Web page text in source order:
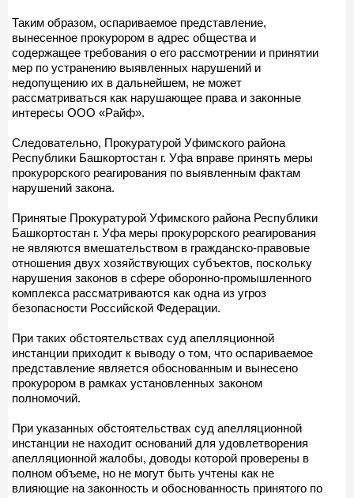
Таким образом, оспариваемое представление,
вынесенное прокурором в адрес общества и
содержащее требования о его рассмотрении и принятии
мер по устранению выявленных нарушений и
недопущению их в дальнейшем, не может
рассматриваться как нарушающее права и законные
интересы ООО «Райф».
Следовательно, Прокуратурой Уфимского района
Республики Башкортостан г. Уфа вправе принять меры
прокурорского реагирования по выявленным фактам
нарушений закона.
Принятые Прокуратурой Уфимского района Республики
Башкортостан г. Уфа меры прокурорского реагирования
не являются вмешательством в гражданско-правовые
отношения двух хозяйствующих субъектов, поскольку
нарушения законов в сфере оборонно-промышленного
комплекса рассматриваются как одна из угроз
безопасности Российской Федерации.
При таких обстоятельствах суд апелляционной
инстанции приходит к выводу о том, что оспариваемое
представление является обоснованным и вынесено
прокурором в рамках установленных законом
полномочий.
При указанных обстоятельствах суд апелляционной
инстанции не находит оснований для удовлетворения
апелляционной жалобы, доводы которой проверены в
полном объеме, но не могут быть учтены как не
влияющие на законность и обоснованность принятого по